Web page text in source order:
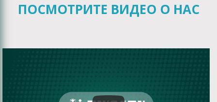
ПОСМОТРИТЕ ВИДЕО О НАС